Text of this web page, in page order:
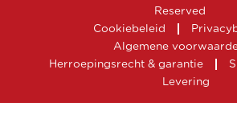
Reserved
Cookiebeleid
Algemene
Herroepingsrecht & garantie
Levering